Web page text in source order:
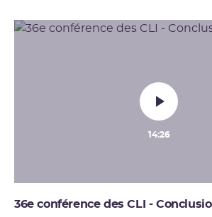
14:26
36e conférence des CLI -